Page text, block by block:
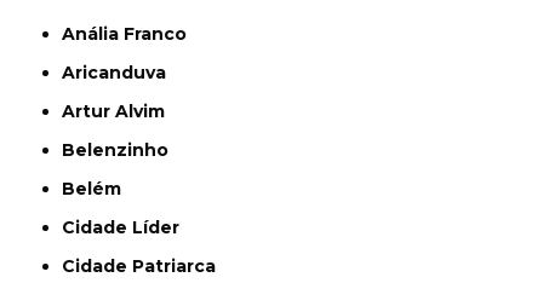
Anália Franco
Aricanduva
Artur Alvim
Belenzinho
Belém
Cidade Líder
Cidade Patriarca